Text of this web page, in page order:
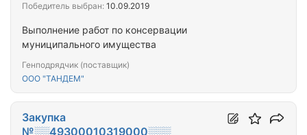
Выполнение работ по консервации
муниципального имущества
Генподрядчик (поставщик)
ООО "ТАНДЕМ"
Победитель выбран: 10.09.2019
Закупка
№░░49300010319000░░░